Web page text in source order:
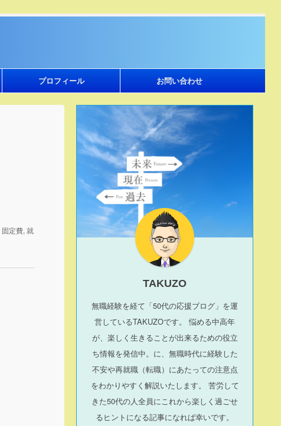
プロフィール お問い合わせ
固定費, 就
TAKUZO
無職経験を経て「50代の応援ブログ」を運
営しているTAKUZOです。 悩める中高年
が、楽しく生きることが出来るための役立
ち情報を発信中。に、無職時代に経験した
不安や再就職（転職）にあたっての注意点
をわかりやすく解説いたします。 苦労して
きた50代の人全員にこれから楽しく過ごせ
るヒントになる記事になれば幸いです。